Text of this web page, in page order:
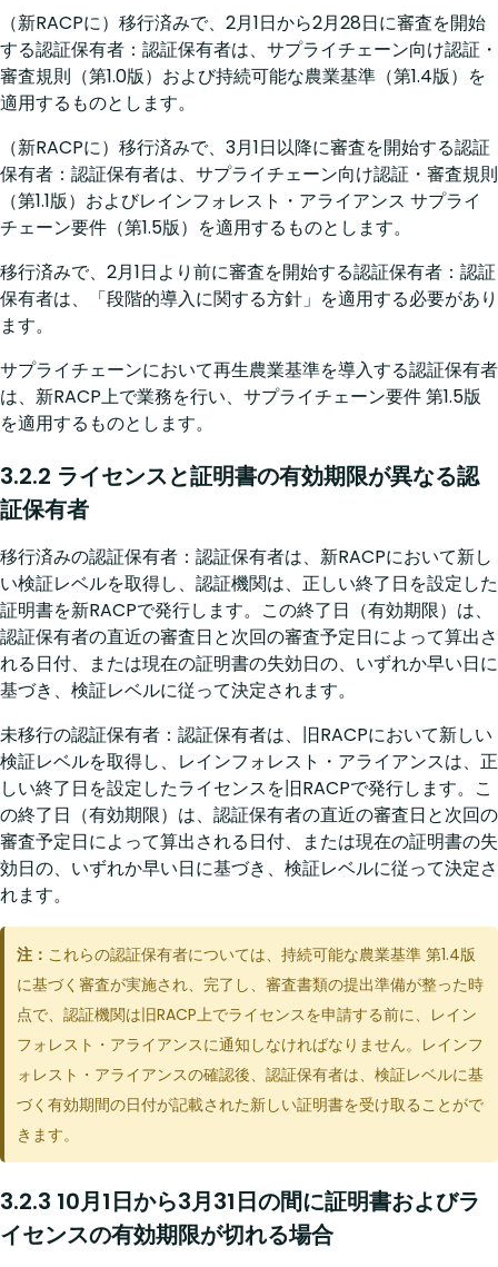
（新RACPに）移行済みで、2月1日から2月28日に審査を開始
する認証保有者：認証保有者は、サプライチェーン向け認証・
審査規則（第1.0版）および持続可能な農業基準（第1.4版）を
適用するものとします。
（新RACPに）移行済みで、3月1日以降に審査を開始する認証
保有者：認証保有者は、サプライチェーン向け認証・審査規則
（第1.1版）およびレインフォレスト・アライアンス サプライ
チェーン要件（第1.5版）を適用するものとします。
移行済みで、2月1日より前に審査を開始する認証保有者：認証
保有者は、「段階的導入に関する方針」を適用する必要があり
ます。
サプライチェーンにおいて再生農業基準を導入する認証保有者
は、新RACP上で業務を行い、サプライチェーン要件 第1.5版
を適用するものとします。
3.2.2 ライセンスと証明書の有効期限が異なる認
証保有者
移行済みの認証保有者：認証保有者は、新RACPにおいて新し
い検証レベルを取得し、認証機関は、正しい終了日を設定した
証明書を新RACPで発行します。この終了日（有効期限）は、
認証保有者の直近の審査日と次回の審査予定日によって算出さ
れる日付、または現在の証明書の失効日の、いずれか早い日に
基づき、検証レベルに従って決定されます。
未移行の認証保有者：認証保有者は、旧RACPにおいて新しい
検証レベルを取得し、レインフォレスト・アライアンスは、正
しい終了日を設定したライセンスを旧RACPで発行します。こ
の終了日（有効期限）は、認証保有者の直近の審査日と次回の
審査予定日によって算出される日付、または現在の証明書の失
効日の、いずれか早い日に基づき、検証レベルに従って決定さ
れます。
注： これらの認証保有者については、持続可能な農業基準 第1.4版
に基づく審査が実施され、完了し、審査書類の提出準備が整った時
点で、認証機関は旧RACP上でライセンスを申請する前に、レイン
フォレスト・アライアンスに通知しなければなりません。レインフ
ォレスト・アライアンスの確認後、認証保有者は、検証レベルに基
づく有効期間の日付が記載された新しい証明書を受け取ることがで
きます。
3.2.3 10月1日から3月31日の間に証明書およびラ
イセンスの有効期限が切れる場合